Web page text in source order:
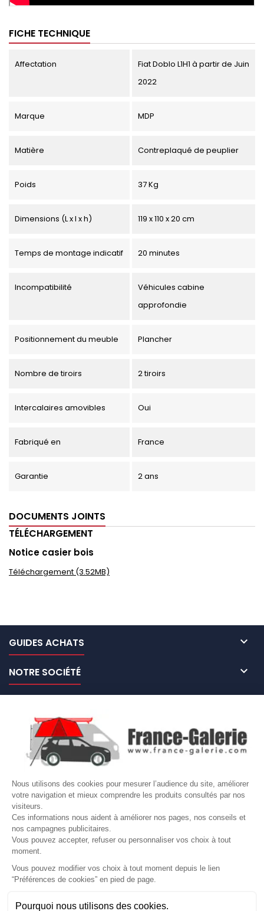
Nous utilisons des cookies pour mesurer l’audience du site, améliorer
votre navigation et mieux comprendre les produits consultés par nos
visiteurs.
Ces informations nous aident à améliorer nos pages, nos conseils et
nos campagnes publicitaires.
Vous pouvez accepter, refuser ou personnaliser vos choix à tout
moment.
Vous pouvez modifier vos choix à tout moment depuis le lien
“Préférences de cookies” en pied de page.
Pourquoi nous utilisons des cookies.
Gérer mes cookies
FICHE TECHNIQUE
Affectation
Fiat Doblo L1H1 à partir de Juin
2022
Marque MDP
Matière Contreplaqué de peuplier
Poids 37 Kg
Dimensions (L x l x h) 119 x 110 x 20 cm
Temps de montage indicatif 20 minutes
Incompatibilité
Véhicules cabine
approfondie
Positionnement du meuble Plancher
Nombre de tiroirs 2 tiroirs
Intercalaires amovibles Oui
Fabriqué en France
Garantie 2 ans
DOCUMENTS JOINTS
TÉLÉCHARGEMENT
Notice casier bois
Téléchargement (3.52MB)
GUIDES ACHATS 
NOTRE SOCIÉTÉ 
VOTRE COMPTE 
Site protégé par reCAPTCHA.
LETTRE D'INFORMATIONS